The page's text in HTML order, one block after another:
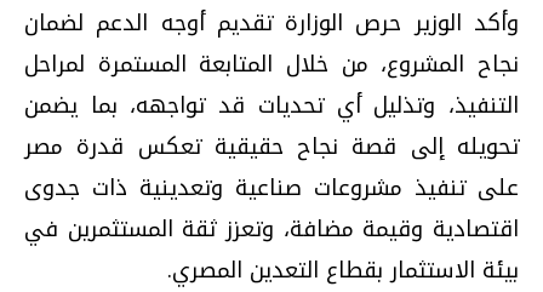
وأكد الوزير حرص الوزارة تقديم أوجه الدعم لضمان
نجاح المشروع، من خلال المتابعة المستمرة لمراحل
التنفيذ، وتذليل أي تحديات قد تواجهه، بما يضمن
تحويله إلى قصة نجاح حقيقية تعكس قدرة مصر
على تنفيذ مشروعات صناعية وتعدينية ذات جدوى
اقتصادية وقيمة مضافة، وتعزز ثقة المستثمرين في
بيئة الاستثمار بقطاع التعدين المصري.